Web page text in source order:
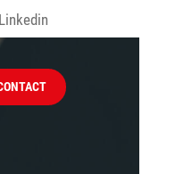
Linkedin